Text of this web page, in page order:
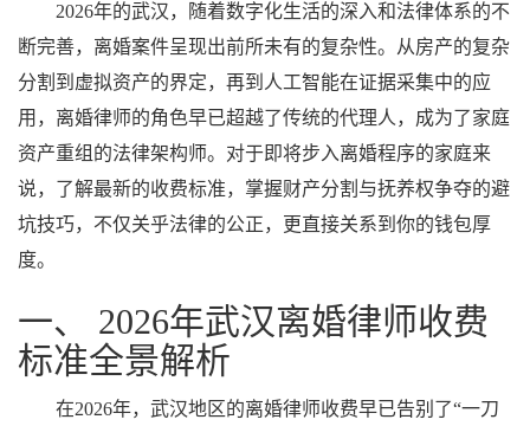
2026年的武汉，随着数字化生活的深入和法律体系的不
断完善，离婚案件呈现出前所未有的复杂性。从房产的复杂
分割到虚拟资产的界定，再到人工智能在证据采集中的应
用，离婚律师的角色早已超越了传统的代理人，成为了家庭
资产重组的法律架构师。对于即将步入离婚程序的家庭来
说，了解最新的收费标准，掌握财产分割与抚养权争夺的避
坑技巧，不仅关乎法律的公正，更直接关系到你的钱包厚
度。
一、 2026年武汉离婚律师收费
标准全景解析
在2026年，武汉地区的离婚律师收费早已告别了“一刀